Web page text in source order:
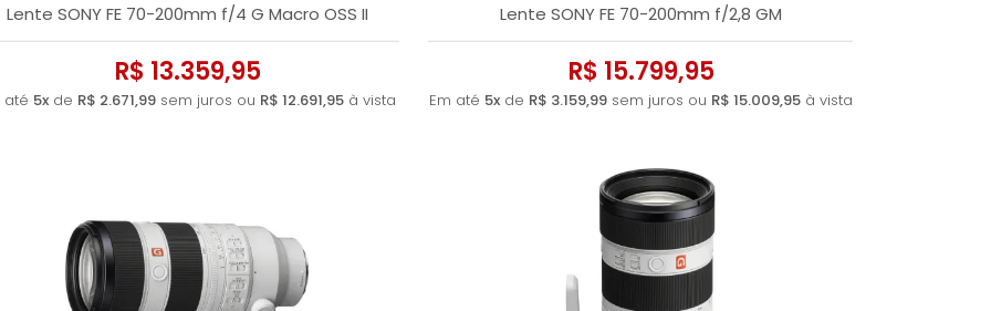
Lente SONY FE 70-200mm f/4 G Macro OSS II
R$ 13.359,95
até 5x de R$ 2.671,99 sem juros ou R$ 12.691,95 à vista
Lente SONY FE 70-200mm f/2,8 GM
R$ 15.799,95
Em até 5xde R$ 3.159,99sem juros ou R$ 15.009,95à vista